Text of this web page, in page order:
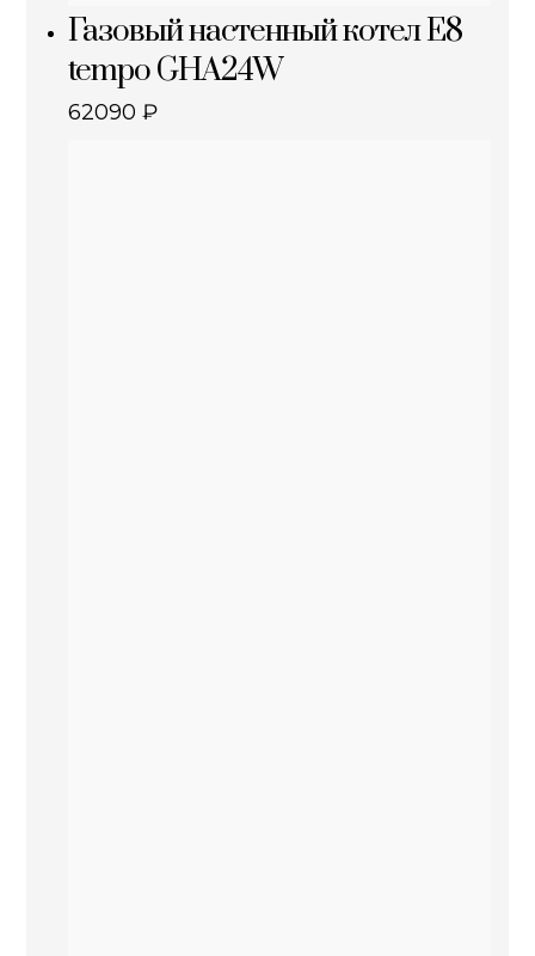
Газовый настенный котел E8
tempo GHA24W
62090₽